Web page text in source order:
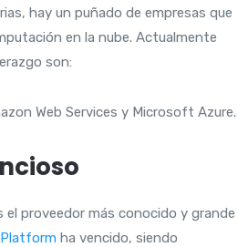
hay un puñado de empresas que
en la nube. Actualmente
son:
Web Services y Microsoft Azure.
el proveedor más conocido y grande
Platform ha vencido, siendo